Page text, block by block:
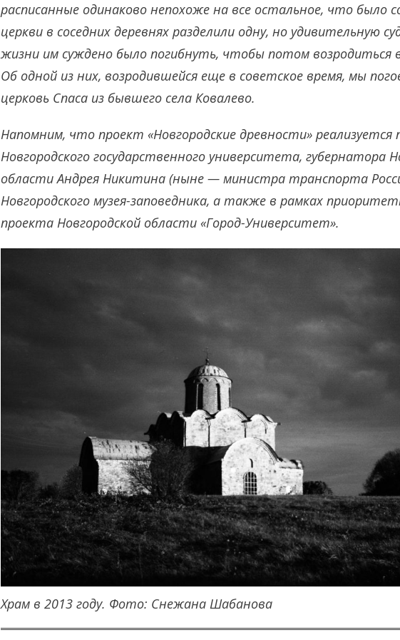
расписанные одинаково непохоже на все остальное, что было
церкви в соседних деревнях разделили одну, но удивительную
жизни им суждено было погибнуть, чтобы потом возродиться
Об одной из них, возродившейся еще в советское время, мы
церковь Спаса из бывшего села Ковалево.
Напомним, что проект «Новгородские древности» реализуется
Новгородского государственного университета, губернатора
области Андрея Никитина (ныне — министра транспорта
Новгородского музея-заповедника, а также в рамках
проекта Новгородской области «Город-Университет».
Храм в 2013 году. Фото: Снежана Шабанова